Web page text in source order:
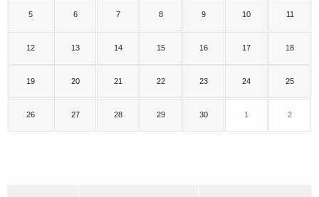
5 6 7 8 9 10 11
12 13 14 15 16 17 18
19 20 21 22 23 24 25
26 27 28 29 30 1 2